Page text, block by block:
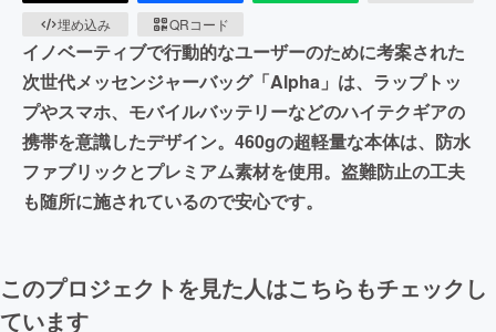
埋め込み
QRコード
イノベーティブで行動的なユーザーのために考案された
次世代メッセンジャーバッグ「Alpha」は、ラップトッ
プやスマホ、モバイルバッテリーなどのハイテクギアの
携帯を意識したデザイン。460gの超軽量な本体は、防水
ファブリックとプレミアム素材を使用。盗難防止の工夫
も随所に施されているので安心です。
このプロジェクトを見た人はこちらもチェックし
ています